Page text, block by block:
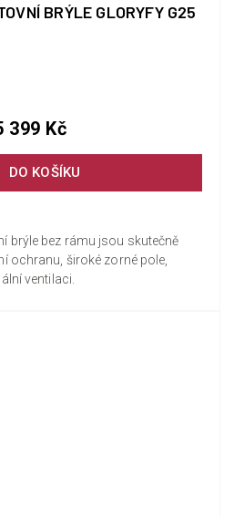
BRÝLE GLORYFY G25
DO KOŠÍKU
399 Kč
brýle bez rámu jsou skutečně
ochranu, široké zorné pole,
ventilaci.